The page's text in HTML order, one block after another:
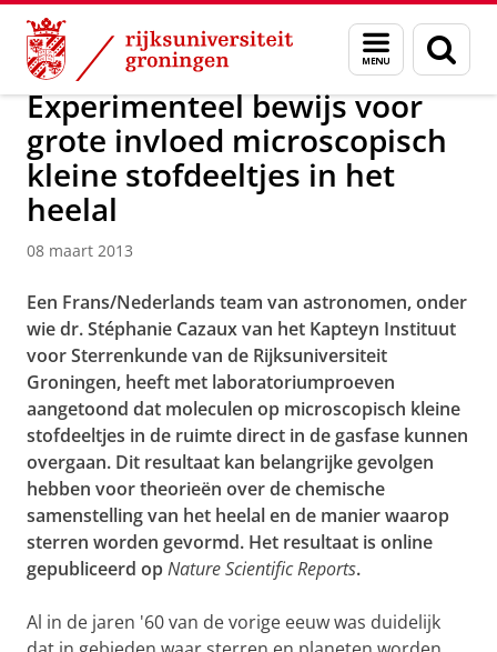
Skip
Content
Skip
Navigation
Menu
en
zoeken
Over ons Actueel Nieuws Nieuwsberichten
Experimenteel bewijs voor
grote invloed microscopisch
kleine stofdeeltjes in het
heelal
08 maart 2013
Een Frans/Nederlands team van astronomen, onder
wie dr. Stéphanie Cazaux van het Kapteyn Instituut
voor Sterrenkunde van de Rijksuniversiteit
Groningen, heeft met laboratoriumproeven
aangetoond dat moleculen op microscopisch kleine
stofdeeltjes in de ruimte direct in de gasfase kunnen
overgaan. Dit resultaat kan belangrijke gevolgen
hebben voor theorieën over de chemische
samenstelling van het heelal en de manier waarop
sterren worden gevormd. Het resultaat is online
gepubliceerd opNature Scientific Reports.
Al in de jaren '60 van de vorige eeuw was duidelijk